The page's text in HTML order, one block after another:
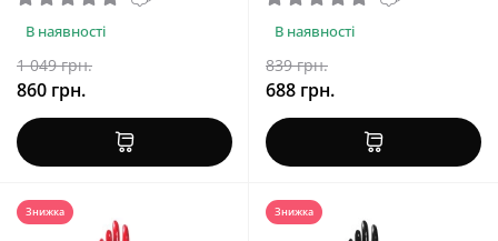
В наявності
1 049 грн.
860 грн.
В наявності
839 грн.
688 грн.
Знижка Знижка